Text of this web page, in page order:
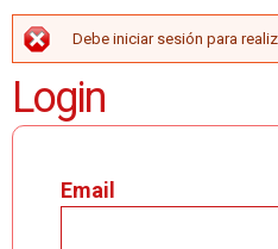
MENSAJE DE
Debe iniciar sesión para
Login
Email